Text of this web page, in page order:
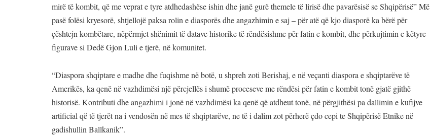
mirë të kombit, që me veprat e tyre atdhedashëse ishin dhe janë gurë themele të lirisë dhe pavarësisë se Shqipërisë” Më
pasë folësi kryesorë, shtjellojë paksa rolin e diasporës dhe angazhimin e saj – për atë që kjo diasporë ka bërë për
çështejn kombëtare, nëpërmjet shënimit të datave historike të rëndësishme për fatin e kombit, dhe përkujtimin e këtyre
figurave si Dedë Gjon Luli e tjerë, në komunitet.
“Diaspora shqiptare e madhe dhe fuqishme në botë, u shpreh zoti Berishaj, e në veçanti diaspora e shqiptarëve të
Amerikës, ka qenë në vazhdimësi një përcjellës i shumë proceseve me rëndësi për fatin e kombit tonë gjatë gjithë
historisë. Kontributi dhe angazhimi i jonë në vazhdimësi ka qenë që atdheut tonë, në përgjithësi pa dallimin e kufijve
artificial që të tjerët na i vendosën në mes të shqiptarëve, ne të i dalim zot përherë çdo cepi te Shqipërisë Etnike në
gadishullin Ballkanik”.